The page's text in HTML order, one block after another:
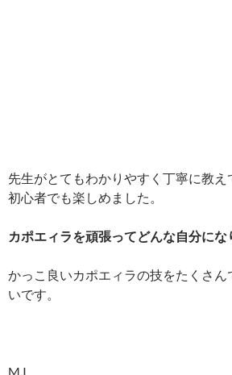
先生がとてもわかりやすく丁寧に教え
初心者でも楽しめました。
カポエィラを頑張ってどんな自分にな
かっこ良いカポエィラの技をたくさん
いです。
M.I